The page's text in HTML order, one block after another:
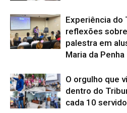
Experiência do
reflexões
palestra em
Maria da Penha
O orgulho que
dentro do
cada 10